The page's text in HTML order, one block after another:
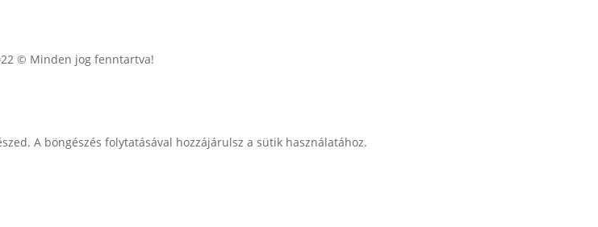
© Minden jog fenntartva!
A böngészés folytatásával hozzájárulsz a sütik használatához.